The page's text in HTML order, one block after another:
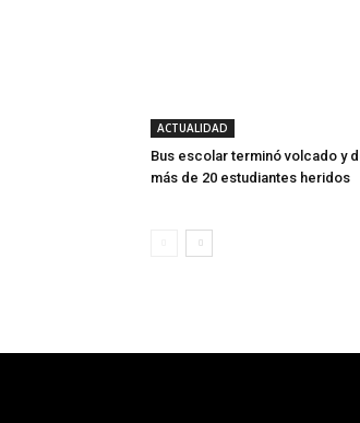
ACTUALIDAD
Bus escolar terminó volcado y
más de 20 estudiantes heridos